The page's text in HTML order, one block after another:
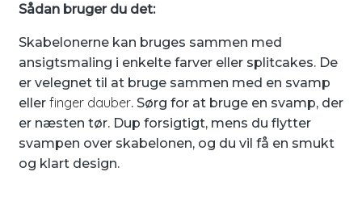
Sådan bruger du det:
Skabelonerne kan bruges sammen med
ansigtsmaling i enkelte farver eller splitcakes. De
er velegnet til at bruge sammen med en svamp
eller finger dauber. Sørg for at bruge en svamp, der
er næsten tør. Dup forsigtigt, mens du flytter
svampen over skabelonen, og du vil få en smukt
og klart design.